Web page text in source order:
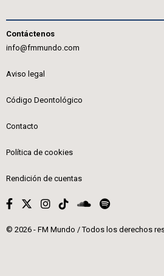
Contáctenos
info@fmmundo.com
Aviso legal
Código Deontológico
Contacto
Política de cookies
Rendición de cuentas
© 2026 - FM Mundo / Todos los derechos